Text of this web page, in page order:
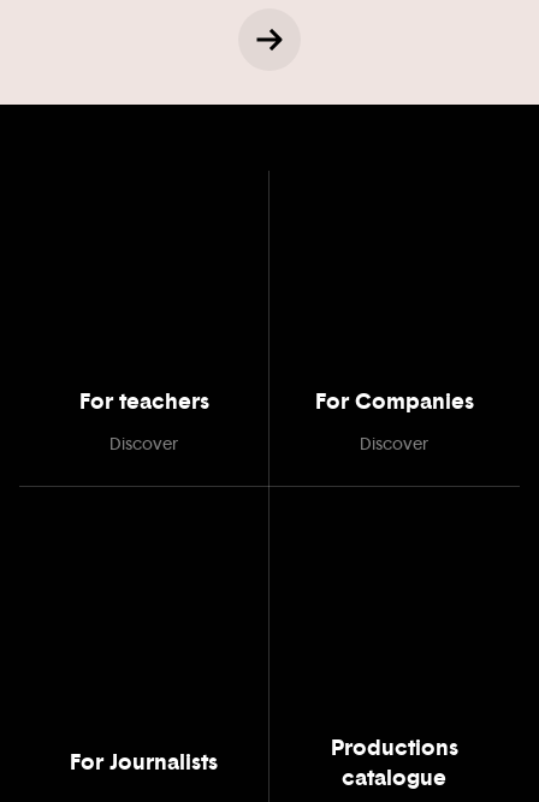
For teachers
Discover
For Companies
Discover
For Journalists
Productions
catalogue